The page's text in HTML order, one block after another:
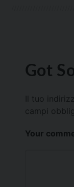
Got
Il tuo
campi
Your